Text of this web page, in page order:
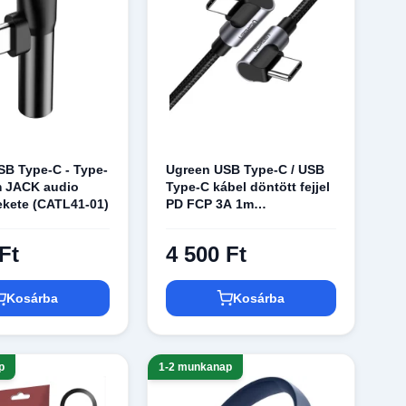
Type-C - Type-
JACK audio
(CATL41-01)
Kosárba
Ugreen USB Type-C / USB
Type-C kábel döntött fejjel
PD FCP 3A 1m
4 500 Ft
Kosárba
1-2 munkanap